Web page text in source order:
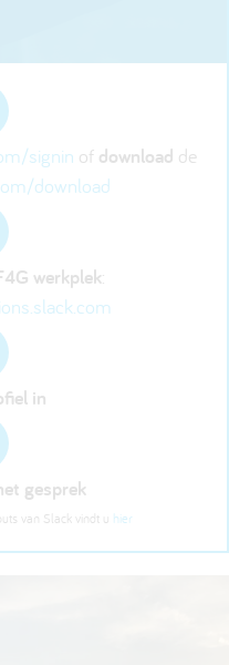
signin of download de
download
werkplek:
in
gesprek
van Slack vindt u hier